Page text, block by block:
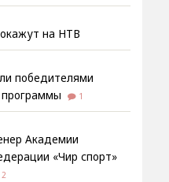
на НТВ
победителями
программы
1
Академии
«Чир спорт»
2